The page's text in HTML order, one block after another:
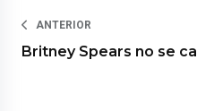
ANTERIOR
Britney Spears no se